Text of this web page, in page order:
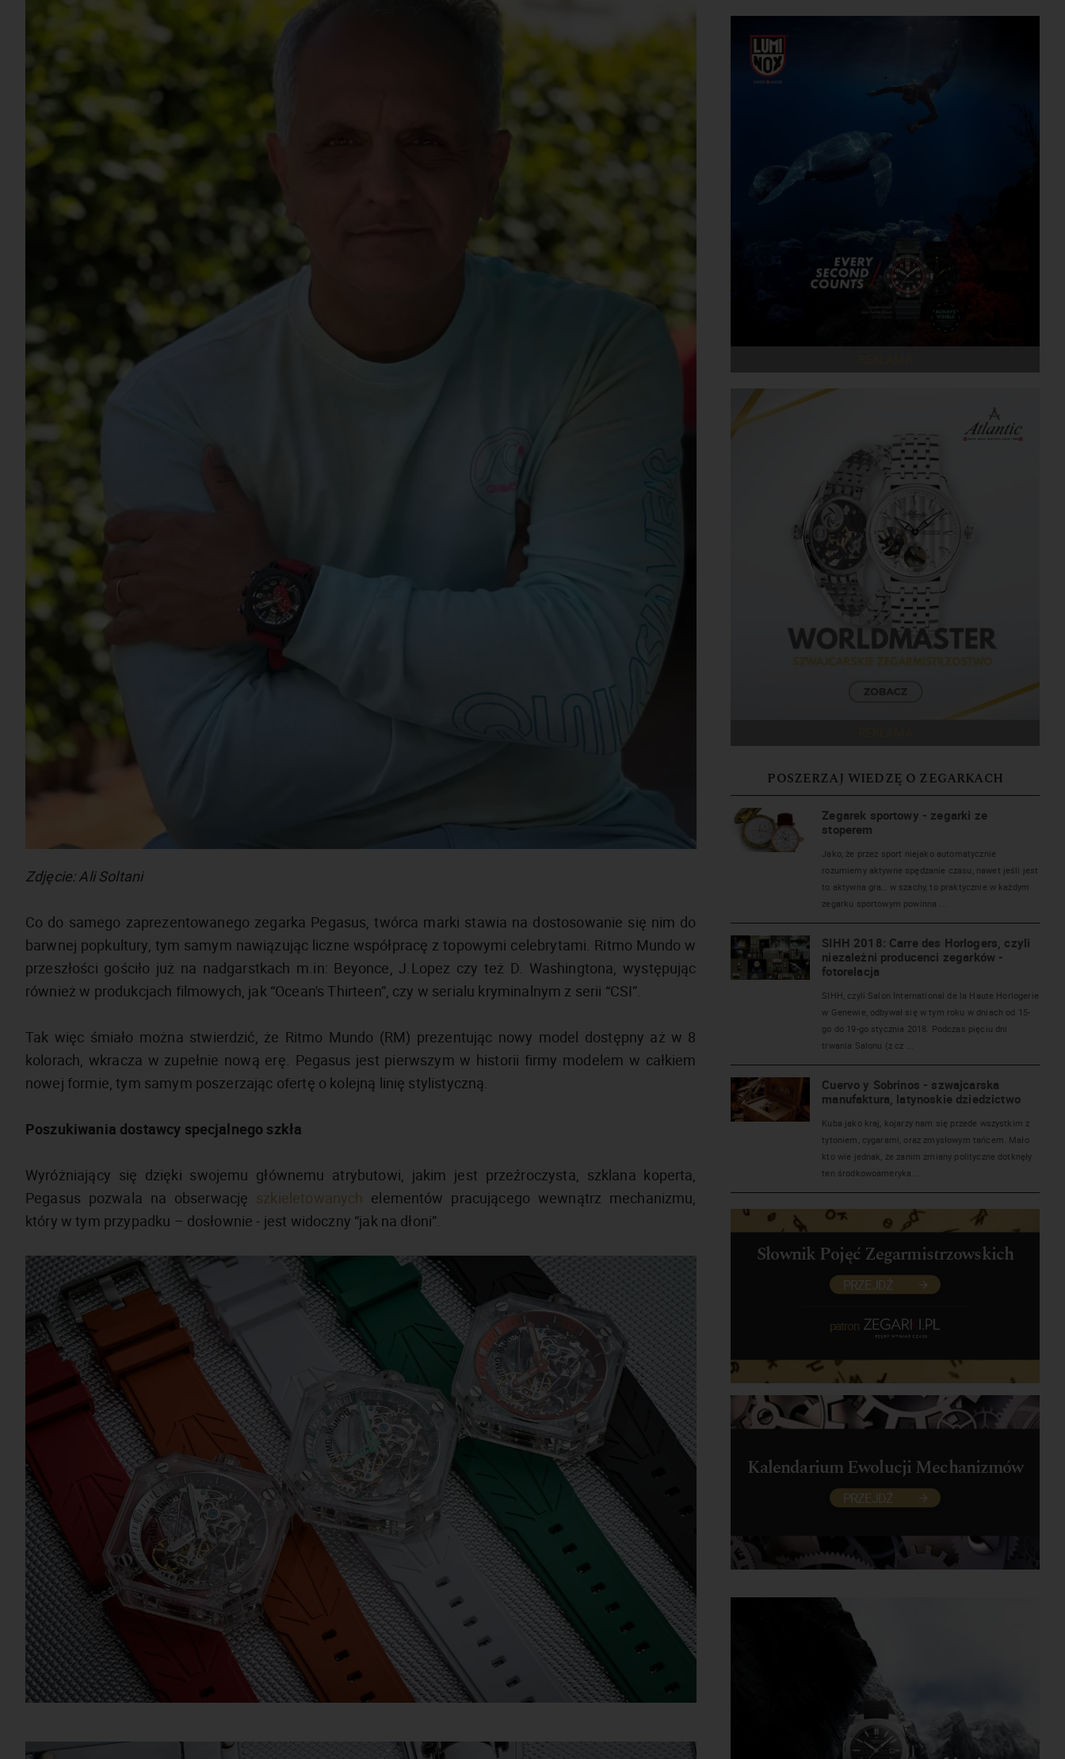
Zdjęcie: Ali Soltani
Co do samego zaprezentowanego zegarka Pegasus, twórca marki stawia na dostosowanie się nim do
barwnej popkultury, tym samym nawiązując liczne współpracę z topowymi celebrytami. Ritmo Mundo w
przeszłości gościło już na nadgarstkach m.in: Beyonce, J.Lopez czy też D. Washingtona, występując
również w produkcjach filmowych, jak “Ocean's Thirteen”, czy w serialu kryminalnym z serii “CSI”.
Tak więc śmiało można stwierdzić, że Ritmo Mundo (RM) prezentując nowy model dostępny aż w 8
kolorach, wkracza w zupełnie nową erę. Pegasus jest pierwszym w historii firmy modelem w całkiem
nowej formie, tym samym poszerzając ofertę o kolejną linię stylistyczną.
Poszukiwania dostawcy specjalnego szkła
Wyróżniający się dzięki swojemu głównemu atrybutowi, jakim jest przeźroczysta, szklana koperta,
Pegasus pozwala na obserwację szkieletowanych elementów pracującego wewnątrz mechanizmu,
który w tym przypadku – dosłownie - jest widoczny “jak na dłoni”.
POSZERZAJ WIEDZĘ O ZEGARKACH
Zegarek sportowy - zegarki ze
stoperem
Jako, że przez sport niejako automatycznie
rozumiemy aktywne spędzanie czasu, nawet jeśli jest
to aktywna gra… w szachy, to praktycznie w każdym
zegarku sportowym powinna ...
SIHH 2018: Carre des Horlogers, czyli
niezależni producenci zegarków -
fotorelacja
SIHH, czyli Salon International de la Haute Horlogerie
w Genewie, odbywał się w tym roku w dniach od 15-
go do 19-go stycznia 2018. Podczas pięciu dni
trwania Salonu (z cz ...
Cuervo y Sobrinos - szwajcarska
manufaktura, latynoskie dziedzictwo
Kuba jako kraj, kojarzy nam się przede wszystkim z
tytoniem, cygarami, oraz zmysłowym tańcem. Mało
kto wie jednak, że zanim zmiany polityczne dotknęły
ten środkowoameryka ...
Słownik Pojęć Zegarmistrzowskich
PRZEJDŹ
patron
Kalendarium Ewolucji Mechanizmów
PRZEJDŹ